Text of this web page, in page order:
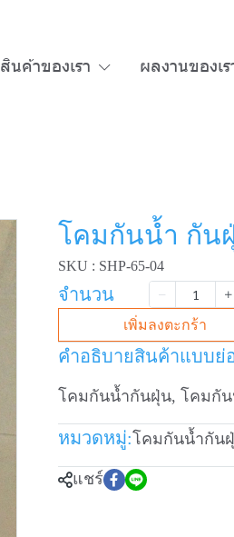
สินค้าของเรา ผลงานของเร
โคมกันน้ำ กัน
SKU : SHP-65-04
จำนวน
เพิ่มลงตะกร้า
คำอธิบายสินค้าแบบย่
โคมกันน้ำกันฝุ่น, โคมกั
หมวดหมู่:โคมกันน้ำกัน
แชร์